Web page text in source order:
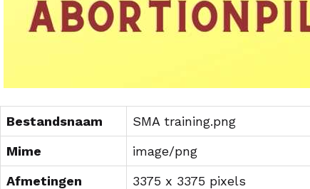
Bestandsnaam
SMA training.png
Mime
image/png
Afmetingen
3375 x 3375 pixels